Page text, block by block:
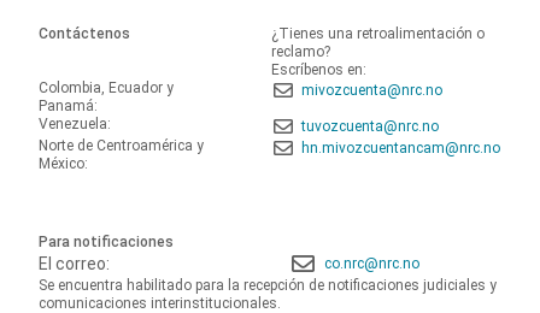
Contáctenos
¿Tienes una retroalimentación o
reclamo?
Escríbenos en:
Colombia, Ecuador y
Panamá:
mivozcuenta@nrc.no
Venezuela:
tuvozcuenta@nrc.no
Norte de Centroamérica y
México:
hn.mivozcuentancam@nrc.no
Para notificaciones
El correo:
co.nrc@nrc.no
Se encuentra habilitado para la recepción de notificaciones judiciales y
comunicaciones interinstitucionales.